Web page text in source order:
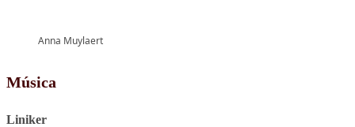
Anna Muylaert
Música
Liniker